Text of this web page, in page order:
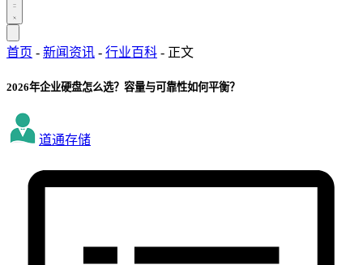
首页 - 新闻资讯 - 行业百科 - 正文
2026年企业硬盘怎么选？容量与可靠性如何平衡？
道通存储